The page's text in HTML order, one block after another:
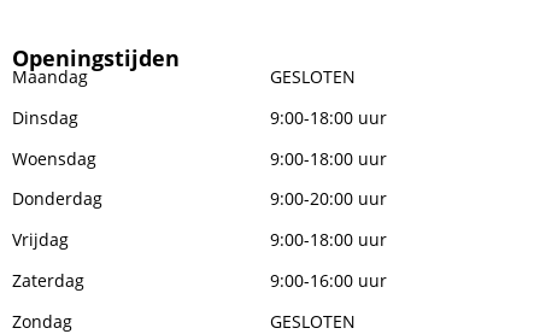
Openingstijden
Maandag
GESLOTEN
Dinsdag
9:00-18:00 uur
Woensdag
9:00-18:00 uur
Donderdag
9:00-20:00 uur
Vrijdag
9:00-18:00 uur
Zaterdag
9:00-16:00 uur
Zondag
GESLOTEN